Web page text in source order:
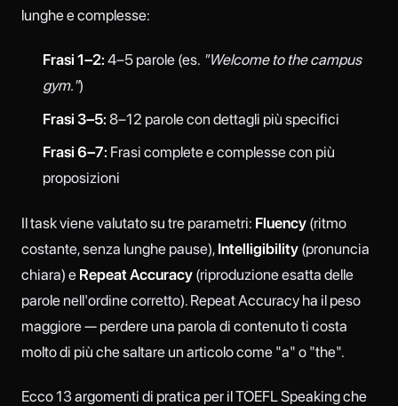
lunghe e complesse:
Frasi 1–2: 4–5 parole (es. "Welcome to the campus
gym.")
Frasi 3–5: 8–12 parole con dettagli più specifici
Frasi 6–7: Frasi complete e complesse con più
proposizioni
Il task viene valutato su tre parametri: Fluency (ritmo
costante, senza lunghe pause), Intelligibility (pronuncia
chiara) e Repeat Accuracy (riproduzione esatta delle
parole nell'ordine corretto). Repeat Accuracy ha il peso
maggiore — perdere una parola di contenuto ti costa
molto di più che saltare un articolo come "a" o "the".
Ecco 13 argomenti di pratica per il TOEFL Speaking che